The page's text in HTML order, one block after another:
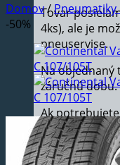
Tovar
4ks), ale je
pneuservise.
Na objednaný
záručnú dobu.
Ak
aute, v našom
pomôžeme.
Domov/Pneumatiky
-50%